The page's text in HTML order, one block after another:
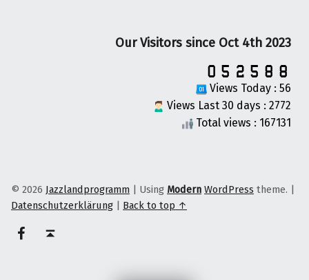
Our Visitors since Oct 4th 2023
Views Today : 56
Views Last 30 days : 2772
Total views : 167131
© 2026 Jazzlandprogramm | Using Modern WordPress theme. |
Datenschutzerklärung | Back to top ↑
on faceook